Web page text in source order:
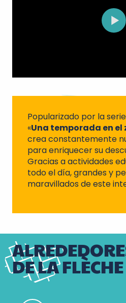
Popularizado por la
«Una temporada en el
crea constantemente
para enriquecer su
Gracias a actividades
todo el día, grandes y
maravillados de este
DE LA FLÈCHE